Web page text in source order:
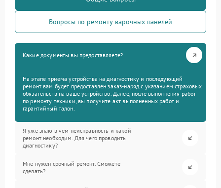
Вопросы по ремонту варочных панелей
Какие документы вы предоставляете?
На этапе приема устройства на диагностику и последующий
ремонт вам будет предоставлен заказ-наряд с указанием страховых
обязательств на ваше устройство. Далее, после выполнения работ
по ремонту техники, вы получите акт выполненных работ и
гарантийный талон.
Я уже знаю в чем неисправность и какой
ремонт необходим. Для чего проводить
диагностику?
Мне нужен срочный ремонт. Сможете
сделать?